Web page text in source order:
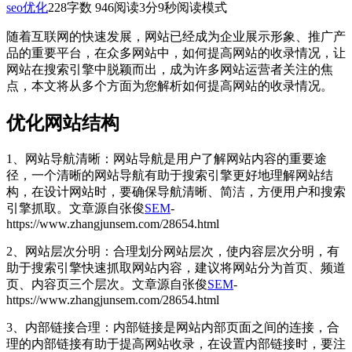
seo优化228字数 946阅读3分9秒阅读模式
随着互联网的快速发展，网站已经成为企业展示形象、推广产
品的重要平台，在众多网站中，如何提高网站的收录情况，让
网站在搜索引擎中脱颖而出，成为许多网站运营者关注的焦
点，本文将从多个方面为您解析如何提高网站的收录情况。
优化网站结构
1、网站导航清晰：网站导航是用户了解网站内容的重要途
径，一个清晰的网站导航有助于搜索引擎更好地理解网站结
构，在设计网站时，要确保导航清晰、简洁，方便用户和搜索
引擎抓取。 文章源自张俊SEM-
https://www.zhangjunsem.com/28654.html
2、网站层次分明：合理划分网站层次，使内容层次分明，有
助于搜索引擎快速抓取网站内容，建议将网站分为首页、频道
页、内容页三个层次。 文章源自张俊SEM-
https://www.zhangjunsem.com/28654.html
3、内部链接合理：内部链接是网站内部页面之间的连接，合
理的内部链接有助于提高网站收录，在设置内部链接时，要注